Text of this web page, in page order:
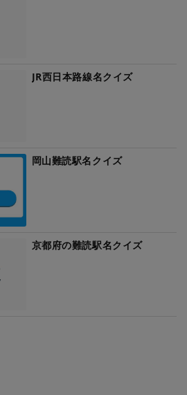
JR西日本路線名クイズ
岡山難読駅名クイズ
京都府の難読駅名クイズ